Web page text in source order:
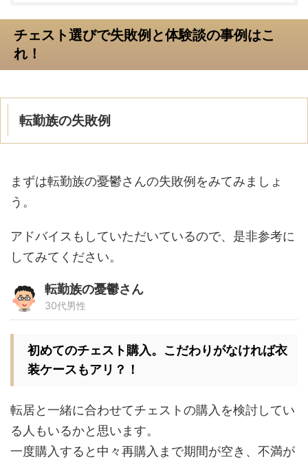
チェスト選びで失敗例と体験談の事例はこ
れ！
転勤族の失敗例
まずは転勤族の憂鬱さんの失敗例をみてみましょ
う。
アドバイスもしていただいているので、是非参考に
してみてください。
転勤族の憂鬱さん
30代男性
初めてのチェスト購入。こだわりがなければ衣
装ケースもアリ？！
転居と一緒に合わせてチェストの購入を検討してい
る人もいるかと思います。
一度購入すると中々再購入まで期間が空き、不満が